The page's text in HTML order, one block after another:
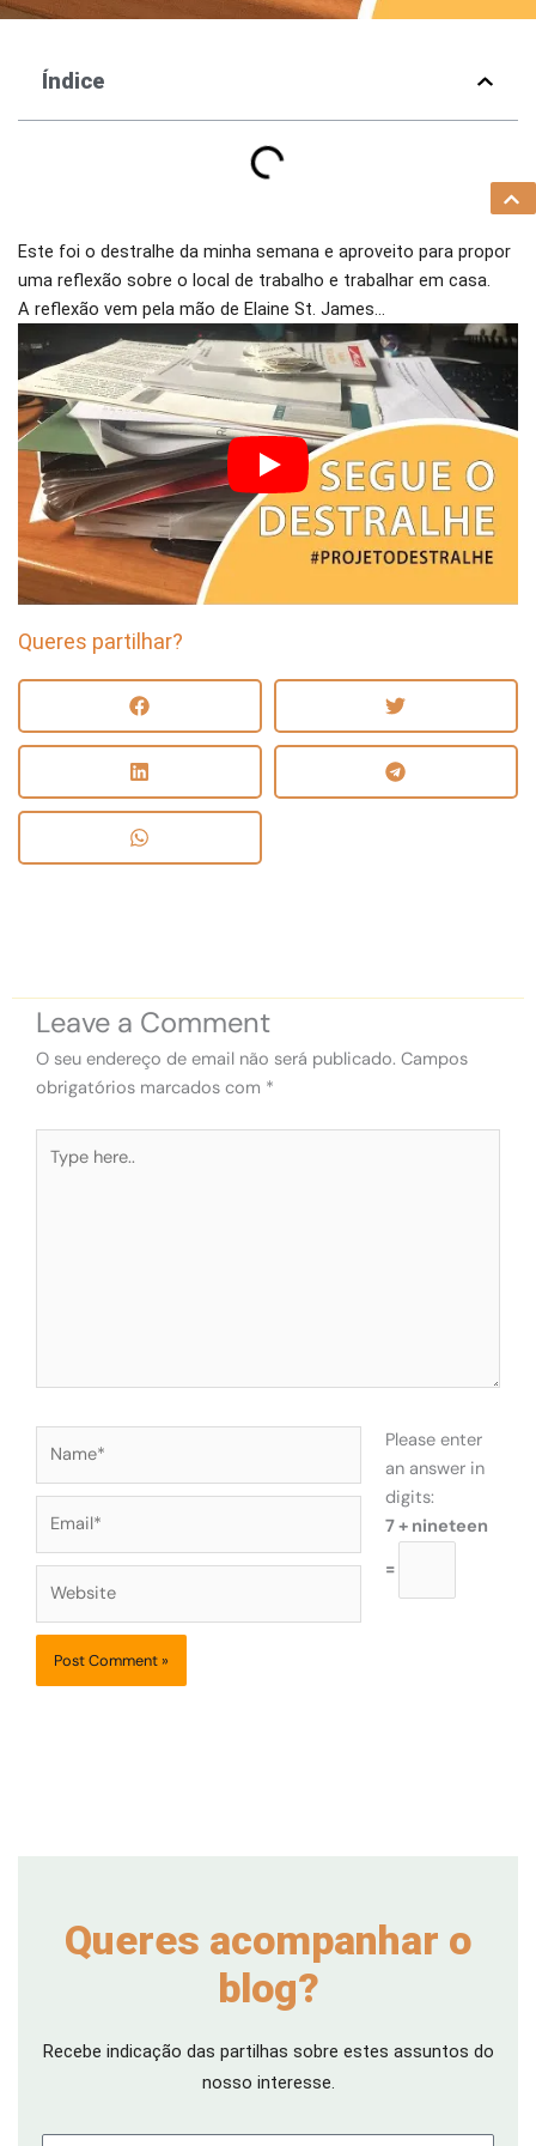
Índice
Este foi o destralhe da minha semana e aproveito para propor
uma reflexão sobre o local de trabalho e trabalhar em casa.
A reflexão vem pela mão de Elaine St. James…
Queres partilhar?
Leave a Comment
O seu endereço de email não será publicado. Campos
obrigatórios marcados com *
here..
Please enter
an answer in
digits:
7 + nineteen
=
Queres acompanhar o
blog?
Recebe indicação das partilhas sobre estes assuntos do
nosso interesse.